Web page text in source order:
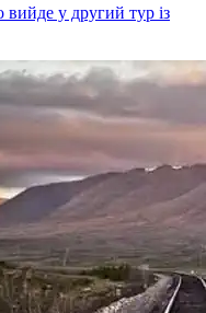
у другий тур із